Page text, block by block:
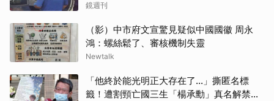
鏡週刊
（影）中市府文宣驚見疑似中國國徽 周永
鴻：螺絲鬆了、審核機制失靈
Newtalk
「他終於能光明正大存在了...」撕匿名標
籤！遭割頸亡國三生「楊承勳」真名解禁